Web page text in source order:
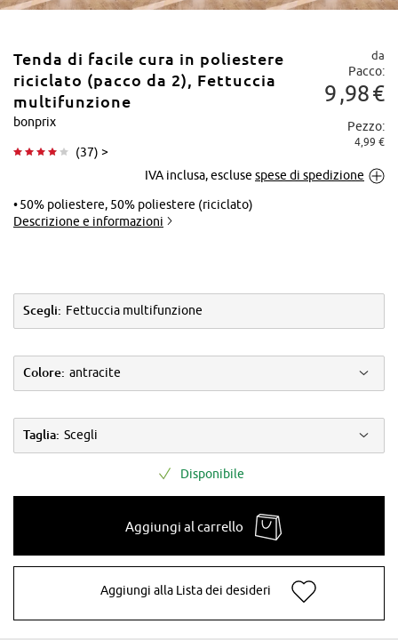
Tocca per
Tenda di facile cura in poliestere
riciclato (pacco da 2), Fettuccia
multifunzione
bonprix
(37) >
da
Pacco:
9 98€
Pezzo:
4,99 €
IVA inclusa, escluse spese di spedizione
50% poliestere, 50% poliestere (riciclato)
Descrizione e informazioni
Scegli: Fettuccia multifunzione
Colore: antracite
Taglia: Scegli
Disponibile
Aggiungi al carrello
Aggiungi alla Lista dei desideri